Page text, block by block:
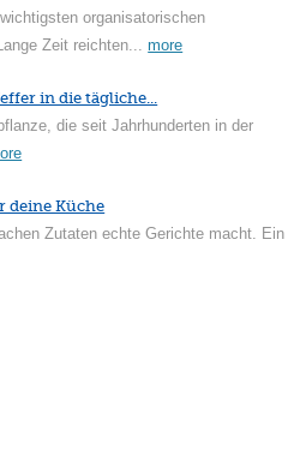
organisatorischen
Zeit reichten...more
in die tägliche...
die seit Jahrhunderten in der
deine Küche
Zutaten echte Gerichte macht. Ein